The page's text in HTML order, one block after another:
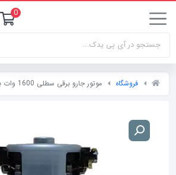
0
فروشگاه موتور جارو برقی سطلی 1600 وات بدون لبه